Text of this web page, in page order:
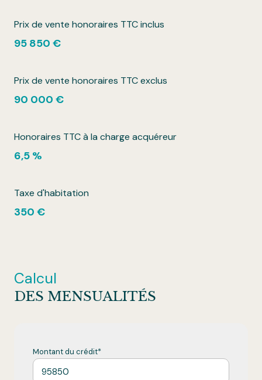
Prix de vente honoraires TTC inclus
95 850 €
Prix de vente honoraires TTC exclus
90 000 €
Honoraires TTC à la charge acquéreur
6,5 %
Taxe d'habitation
350 €
Calcul
DES MENSUALITÉS
Montant du crédit*